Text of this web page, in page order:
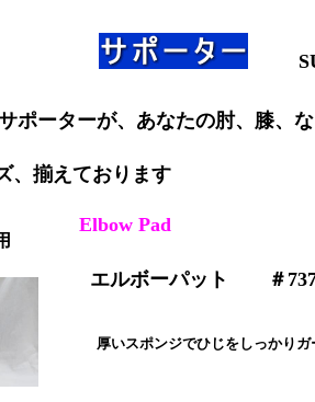
エルボーパット ＃
ポーターが、あなたの肘、膝、
、揃えております
Elbow Pad
厚いスポンジでひじをしっかりガ